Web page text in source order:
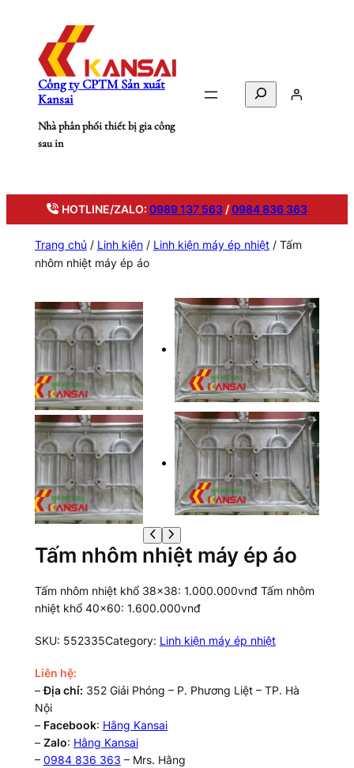
Công ty CPTM Sản xuất
Kansai
Nhà phân phối thiết bị gia công
sau in
Search
HOTLINE/ZALO: 0989 137 563/0984 836 363
Trang chủ / Linh kiện/ Linh kiện máy ép nhiệt/ Tấm
nhôm nhiệt máy ép áo
Tấm nhôm nhiệt máy ép áo
Tấm nhôm nhiệt khổ 38×38: 1.000.000vnđ Tấm nhôm
nhiệt khổ 40×60: 1.600.000vnđ
SKU: 552335Category: Linh kiện máy ép nhiệt
Liên hệ:
–Địa chỉ: 352 Giải Phóng – P. Phương Liệt – TP. Hà
Nội
– Facebook: Hằng Kansai
– Zalo: Hằng Kansai
– 0984 836 363 – Mrs. Hằng